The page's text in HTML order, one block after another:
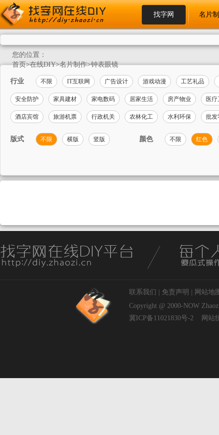
找字网 名片
您的位置：
首页>在线DIY>名片制作>钟表眼镜
行业 不限 IT互联网 广告设计 游戏动漫 工艺礼品
安全防护 家具建材 家电数码 居家生活 房产物业 医
酒店宾馆 旅游机票 行政机关 农林化工 水利环保 批发
版式 不限 横版 竖版 颜色 不限 红色
联系我们 免责声明
网站地
Copyright @ 2000-NOW
冀ICP备11021830号-2
网站